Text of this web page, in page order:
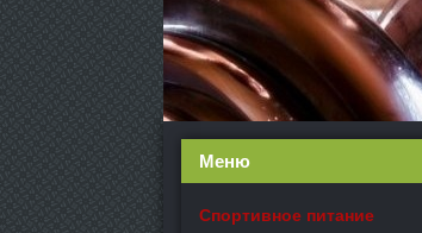
Меню
Спортивное питание